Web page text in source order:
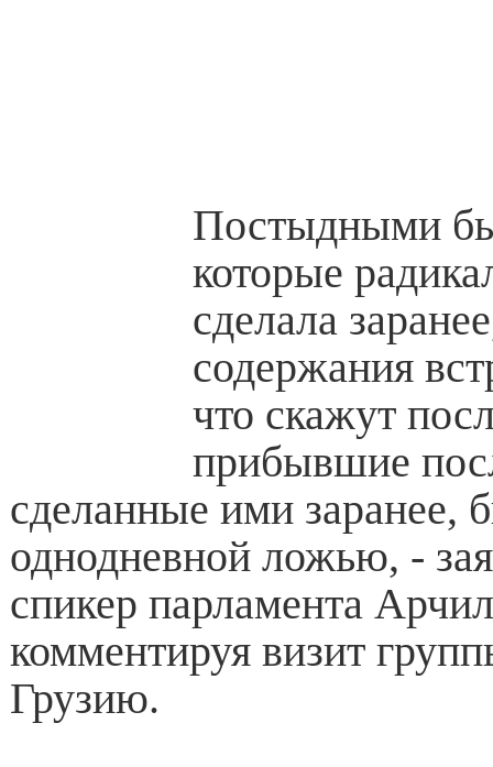
Постыдными
которые
сделала
содержания
что скажут
прибывшие
сделанные ими заранее,
однодневной ложью, -
спикер парламента
комментируя визит
Грузию.